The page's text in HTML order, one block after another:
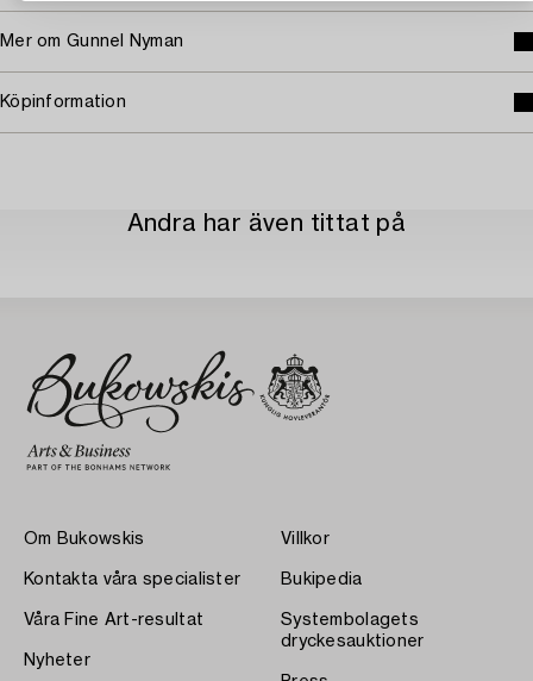
Mer om Gunnel Nyman
Köpinformation
Andra har även tittat på
Om Bukowskis
Kontakta våra specialister
Våra Fine Art-resultat
Nyheter
Villkor
Bukipedia
Systembolagets
dryckesauktioner